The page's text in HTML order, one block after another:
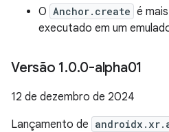
O Anchor.create é
executado em um
Versão 1.0.0-alpha01
12 de dezembro de 2024
Lançamento de